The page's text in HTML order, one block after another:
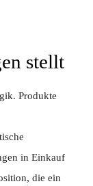
stellt
Produkte
in Einkauf
die ein